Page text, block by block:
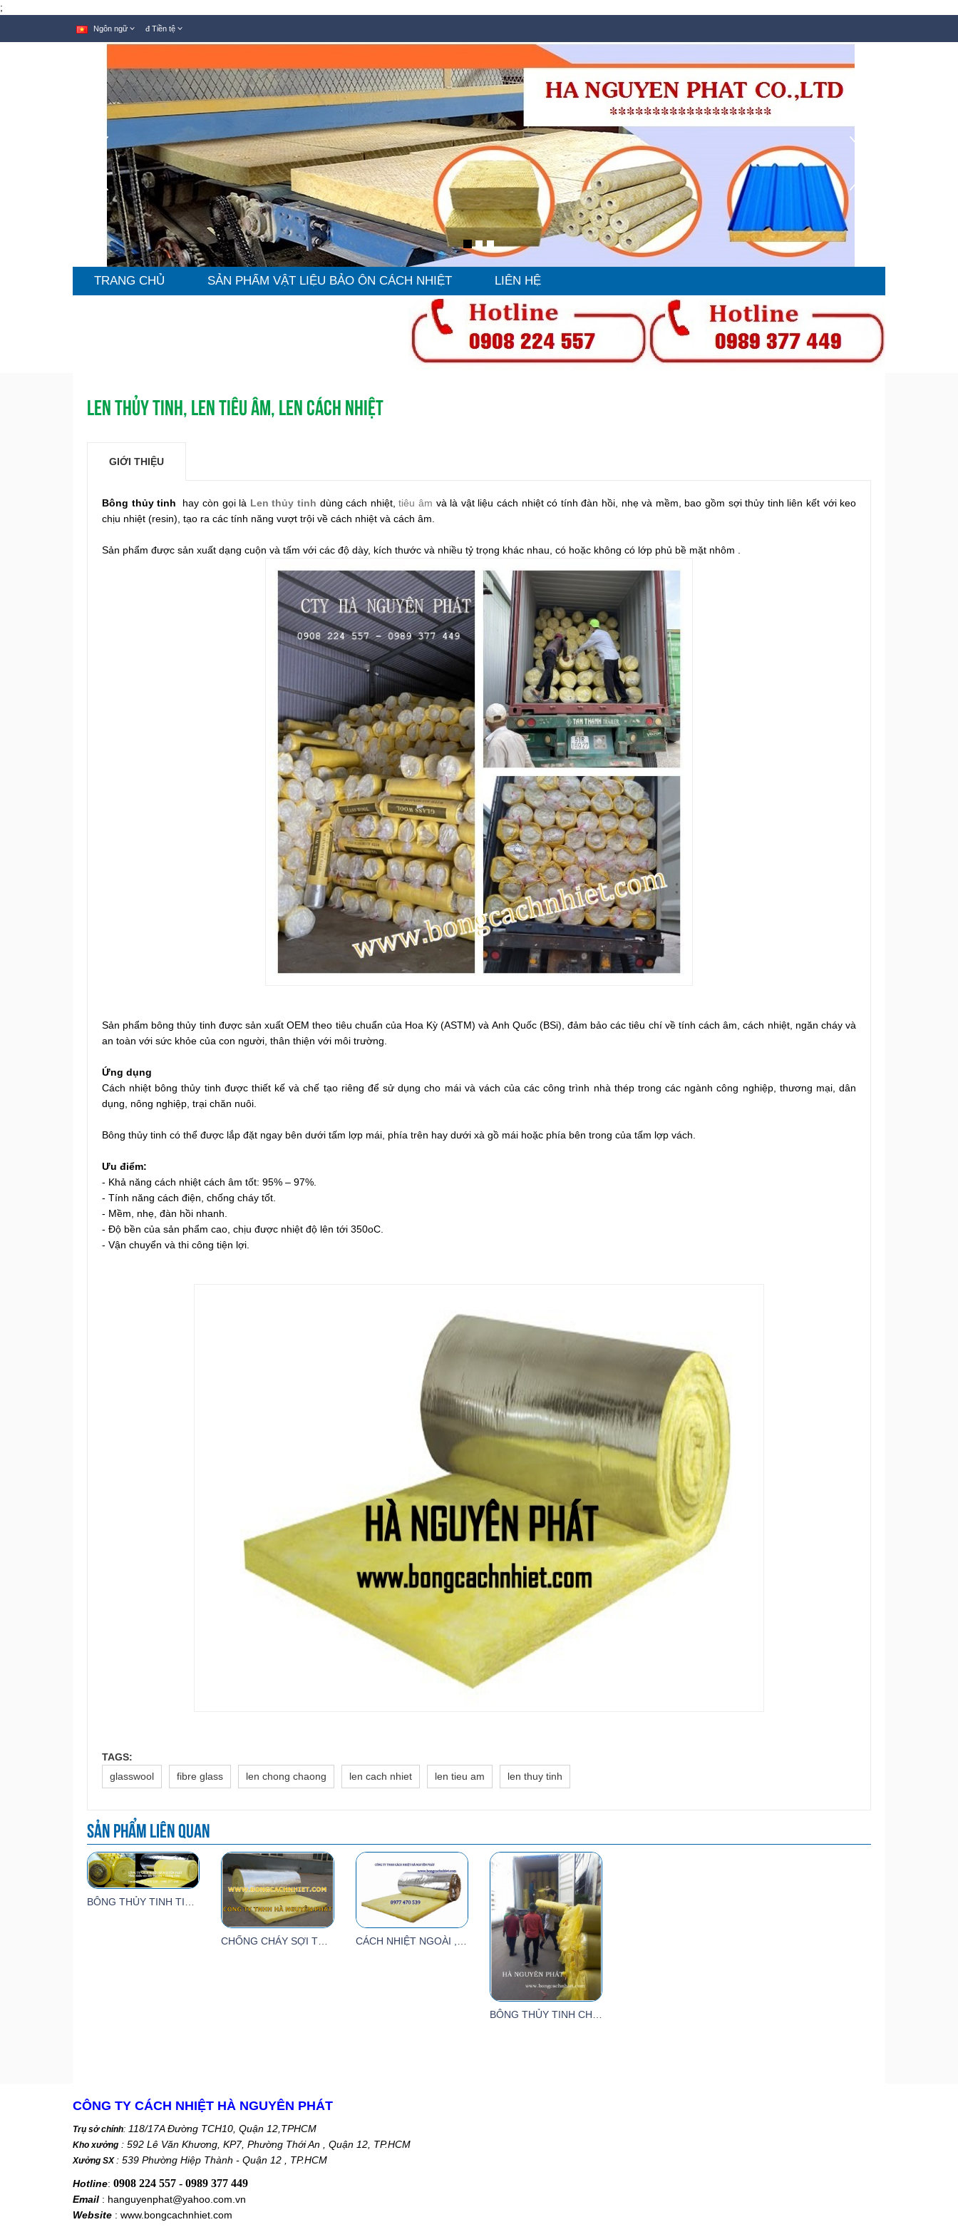
;
Ngôn ngữ đ Tiền tệ
TRANG CHỦ SẢN PHẨM VẬT LIỆU BẢO ÔN CÁCH NHIỆT LIÊN HỆ
LEN THỦY TINH, LEN TIÊU ÂM, LEN CÁCH NHIỆT
GIỚI THIỆU
Bông thủy tinh hay còn gọi là Len thủy tinh dùng cách nhiệt,tiêu âm và là vật liệu cách nhiệt có tính đàn hồi, nhẹ và mềm, bao gồm sợi thủy tinh liên kết với keo
chịu nhiệt (resin), tạo ra các tính năng vượt trội về cách nhiệt và cách âm.
Sản phẩm được sản xuất dạng cuộn và tấm với các độ dày, kích thước và nhiều tỷ trọng khác nhau, có hoặc không có lớp phủ bề mặt nhôm .
Sản phẩm bông thủy tinh được sản xuất OEM theo tiêu chuẩn của Hoa Kỳ (ASTM) và Anh Quốc (BSi), đảm bảo các tiêu chí về tính cách âm, cách nhiệt, ngăn cháy và
an toàn với sức khỏe của con người, thân thiện với môi trường.
Ứng dụng
Cách nhiệt bông thủy tinh được thiết kế và chế tạo riêng để sử dụng cho mái và vách của các công trình nhà thép trong các ngành công nghiệp, thương mại, dân
dụng, nông nghiệp, trại chăn nuôi.
Bông thủy tinh có thể được lắp đặt ngay bên dưới tấm lợp mái, phía trên hay dưới xà gồ mái hoặc phía bên trong của tấm lợp vách.
Ưu điểm:
- Khả năng cách nhiệt cách âm tốt: 95% – 97%.
- Tính năng cách điện, chống cháy tốt.
- Mềm, nhẹ, đàn hồi nhanh.
- Độ bền của sản phẩm cao, chịu được nhiệt độ lên tới 350oC.
- Vận chuyển và thi công tiện lợi.
TAGS:
glasswool
fibre glass len chong chaong len cach nhiet len tieu am len thuy tinh
Sản phẩm liên quan
BÔNG THỦY TINH TIÊU ÂM
CÔNG TY CÁCH NHIỆT HÀ NGUYÊN PHÁT
Trụ sở chính: 118/17A Đường TCH10, Quận 12,TPHCM
Kho xưởng : 592 Lê Văn Khương, KP7, Phường Thới An , Quận 12, TP.HCM
Xưởng SX : 539 Phường Hiệp Thành - Quận 12 , TP.HCM
Hotline: 0908 224 557 - 0989 377 449
Email : hanguyenphat@yahoo.com.vn
Website : www.bongcachnhiet.com